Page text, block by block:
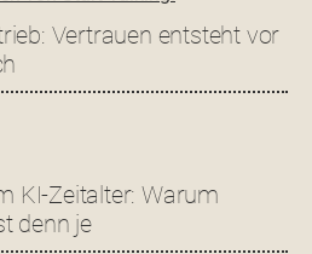
Vertrauen entsteht vor
KI-Zeitalter: Warum
denn je